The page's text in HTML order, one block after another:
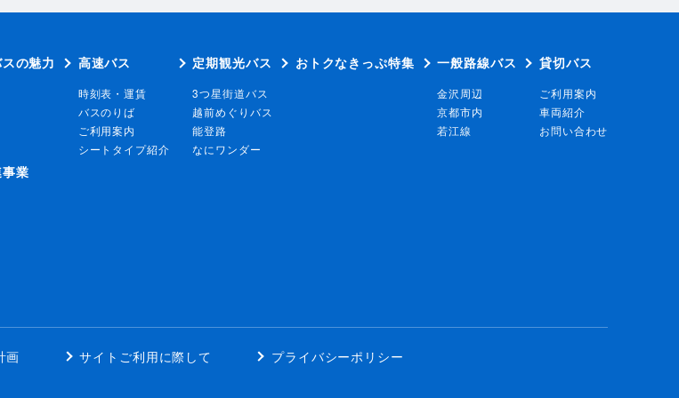
の魅力 高速バス
時刻表・運賃
バスのりば
ご利用案内
シートタイプ紹介
定期観光バス
3つ星街道バス
越前めぐりバス
能登路
なにワンダー
おトクなきっぷ特集 一般路線バス
金沢周辺
京都市内
若江線
貸切バス
ご利用案内
車両紹介
お問い合わせ
業
画 サイトご利用に際して
プライバシーポリシー